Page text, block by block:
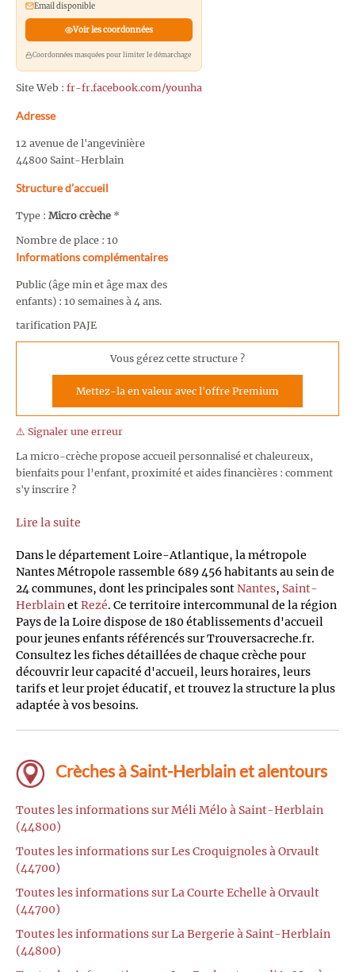
Email disponible
Voir les coordonnées
Coordonnées masquées pour limiter le démarchage
Site Web : fr-fr.facebook.com/younha
Adresse
12 avenue de l'angevinière
44800 Saint-Herblain
Structure d’accueil
Type : Micro crèche *
Nombre de place : 10
Informations complémentaires
Public (âge min et âge max des
enfants) : 10 semaines à 4 ans.
tarification PAJE
Vous gérez cette structure ?
Mettez-la en valeur avec l'offre Premium
⚠️ Signaler une erreur
La micro-crèche propose accueil personnalisé et chaleureux,
bienfaits pour l’enfant, proximité et aides financières : comment
s'y inscrire ?
Lire la suite
Dans le département Loire-Atlantique, la métropole
Nantes Métropole rassemble 689 456 habitants au sein de
24 communes, dont les principales sontNantes, Saint-
HerblainetRezé. Ce territoire intercommunal de la région
Pays de la Loire dispose de 180 établissements d'accueil
pour jeunes enfants référencés sur Trouversacreche.fr.
Consultez les fiches détaillées de chaque crèche pour
découvrir leur capacité d'accueil, leurs horaires, leurs
tarifs et leur projet éducatif, et trouvez la structure la plus
adaptée à vos besoins.
Crèches à Saint-Herblain et alentours
Toutes les informations sur Méli Mélo à Saint-Herblain
(44800)
Toutes les informations sur Les Croquignoles à Orvault
(44700)
Toutes les informations sur La Courte Echelle à Orvault
(44700)
Toutes les informations sur La Bergerie à Saint-Herblain
(44800)